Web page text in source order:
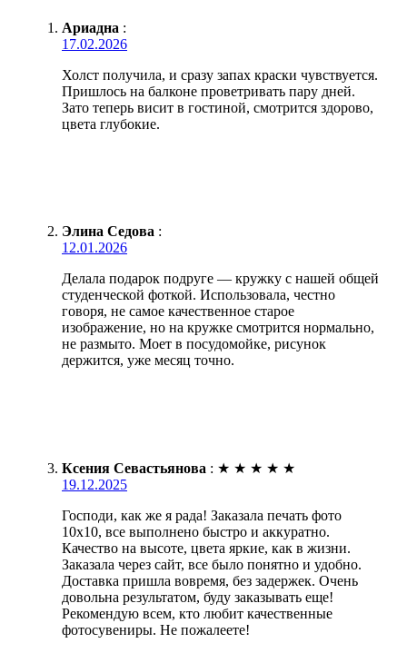
Ариадна :
17.02.2026
Холст получила, и сразу запах краски чувствуется.
Пришлось на балконе проветривать пару дней.
Зато теперь висит в гостиной, смотрится здорово,
цвета глубокие.
Элина Седова :
12.01.2026
Делала подарок подруге — кружку с нашей общей
студенческой фоткой. Использовала, честно
говоря, не самое качественное старое
изображение, но на кружке смотрится нормально,
не размыто. Моет в посудомойке, рисунок
держится, уже месяц точно.
Ксения Севастьянова : ★ ★ ★ ★ ★
19.12.2025
Господи, как же я рада! Заказала печать фото
10х10, все выполнено быстро и аккуратно.
Качество на высоте, цвета яркие, как в жизни.
Заказала через сайт, все было понятно и удобно.
Доставка пришла вовремя, без задержек. Очень
довольна результатом, буду заказывать еще!
Рекомендую всем, кто любит качественные
фотосувениры. Не пожалеете!